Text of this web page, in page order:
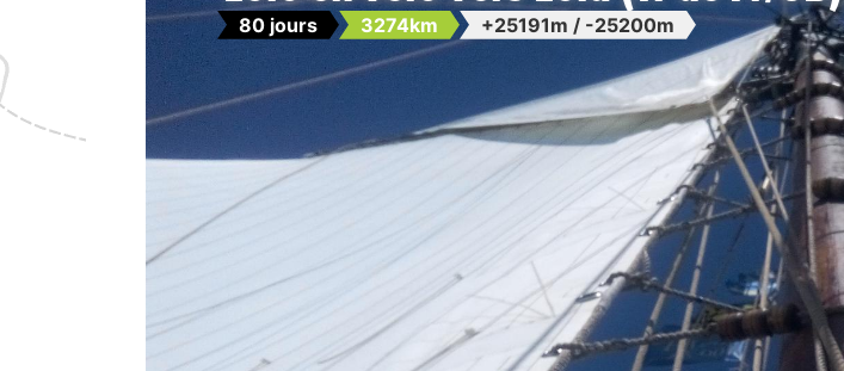
80 jours 3274km +25191m / -25200m